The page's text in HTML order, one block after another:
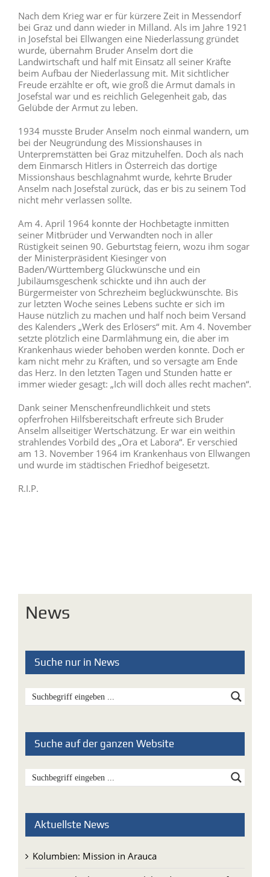
Nach dem Krieg war er für kürzere Zeit in Messendorf
bei Graz und dann wieder in Milland. Als im Jahre 1921
in Josefstal bei Ellwangen eine Niederlassung gründet
wurde, übernahm Bruder Anselm dort die
Landwirtschaft und half mit Einsatz all seiner Kräfte
beim Aufbau der Niederlassung mit. Mit sichtlicher
Freude erzählte er oft, wie groß die Armut damals in
Josefstal war und es reichlich Gelegenheit gab, das
Gelübde der Armut zu leben.
1934 musste Bruder Anselm noch einmal wandern, um
bei der Neugründung des Missionshauses in
Unterpremstätten bei Graz mitzuhelfen. Doch als nach
dem Einmarsch Hitlers in Österreich das dortige
Missionshaus beschlagnahmt wurde, kehrte Bruder
Anselm nach Josefstal zurück, das er bis zu seinem Tod
nicht mehr verlassen sollte.
Am 4. April 1964 konnte der Hochbetagte inmitten
seiner Mitbrüder und Verwandten noch in aller
Rüstigkeit seinen 90. Geburtstag feiern, wozu ihm sogar
der Ministerpräsident Kiesinger von
Baden/Württemberg Glückwünsche und ein
Jubiläumsgeschenk schickte und ihn auch der
Bürgermeister von Schrezheim beglückwünschte. Bis
zur letzten Woche seines Lebens suchte er sich im
Hause nützlich zu machen und half noch beim Versand
des Kalenders „Werk des Erlösers“ mit. Am 4. November
setzte plötzlich eine Darmlähmung ein, die aber im
Krankenhaus wieder behoben werden konnte. Doch er
kam nicht mehr zu Kräften, und so versagte am Ende
das Herz. In den letzten Tagen und Stunden hatte er
immer wieder gesagt: „Ich will doch alles recht machen“.
Dank seiner Menschenfreundlichkeit und stets
opferfrohen Hilfsbereitschaft erfreute sich Bruder
Anselm allseitiger Wertschätzung. Er war ein weithin
strahlendes Vorbild des „Ora et Labora“. Er verschied
am 13. November 1964 im Krankenhaus von Ellwangen
und wurde im städtischen Friedhof beigesetzt.
R.I.P.
News
Suche nur in News
Suche auf der ganzen Website
Aktuellste News
Kolumbien: Mission in Arauca